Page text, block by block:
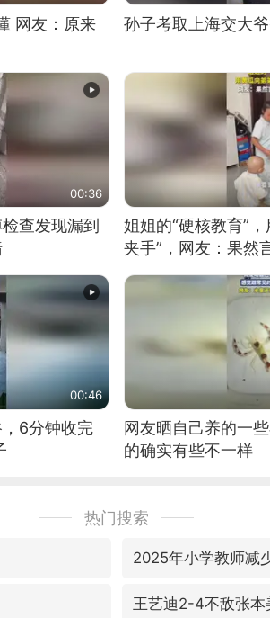
网友：原来
孙子考取上海交大
00:36
查发现漏到
姐姐的“硬核教育”
夹手”，网友：果然
00:46
6分钟收完
网友晒自己养的一
的确实有些不一样
热门搜索
2025年小学教师减
王艺迪2-4不敌张本